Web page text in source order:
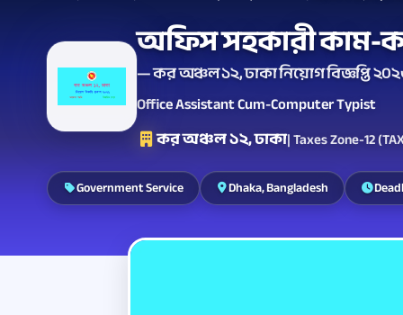
অফিস সহকারী কাম-
— কর অঞ্চল ১২, ঢাকা নিয়োগ বিজ্ঞপ্তি
Office Assistant Cum-Computer Typist
কর অঞ্চল ১২, ঢাকা| Taxes Zone-12
Government Service Dhaka, Bangladesh